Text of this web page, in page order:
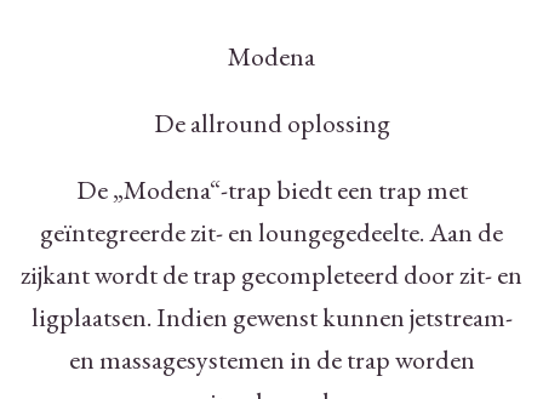
Modena
De allround oplossing
De „Modena“-trap biedt een trap met
geïntegreerde zit- en loungegedeelte. Aan de
zijkant wordt de trap gecompleteerd door zit- en
ligplaatsen. Indien gewenst kunnen jetstream-
en massagesystemen in de trap worden